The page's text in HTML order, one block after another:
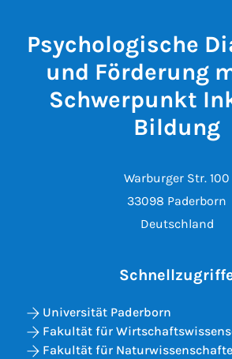
Psychologische
und Förderung
Schwerpunkt
Bildung
Warburger Str. 100
33098 Paderborn
Deutschland
Universität Paderborn
Fakultät für
Fakultät für